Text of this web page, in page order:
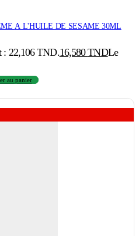
CICAMAX REPARATEUR CREME A L'HUILE DE SESAME 30ML
: 22,106 TND.16,580TNDLe
au panier